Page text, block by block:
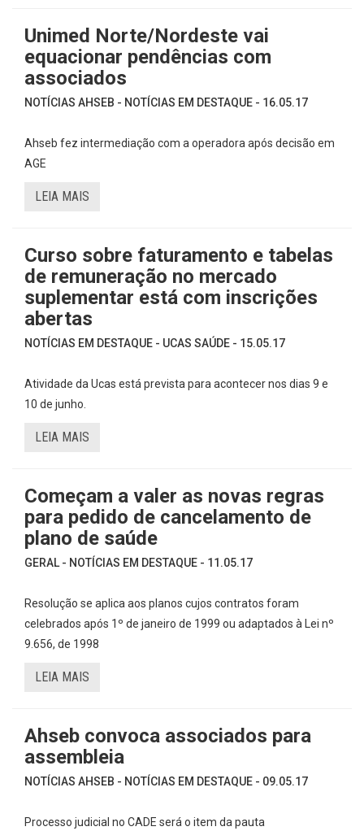
Unimed Norte/Nordeste vai
equacionar pendências com
associados
NOTÍCIAS AHSEB - NOTÍCIAS EM DESTAQUE - 16.05.17
Ahseb fez intermediação com a operadora após decisão em
AGE
LEIA MAIS
Curso sobre faturamento e tabelas
de remuneração no mercado
suplementar está com inscrições
abertas
NOTÍCIAS EM DESTAQUE - UCAS SAÚDE - 15.05.17
Atividade da Ucas está prevista para acontecer nos dias 9 e
10 de junho.
LEIA MAIS
Começam a valer as novas regras
para pedido de cancelamento de
plano de saúde
GERAL - NOTÍCIAS EM DESTAQUE - 11.05.17
Resolução se aplica aos planos cujos contratos foram
celebrados após 1º de janeiro de 1999 ou adaptados à Lei nº
9.656, de 1998
LEIA MAIS
Ahseb convoca associados para
assembleia
NOTÍCIAS AHSEB - NOTÍCIAS EM DESTAQUE - 09.05.17
Processo judicial no CADE será o item da pauta